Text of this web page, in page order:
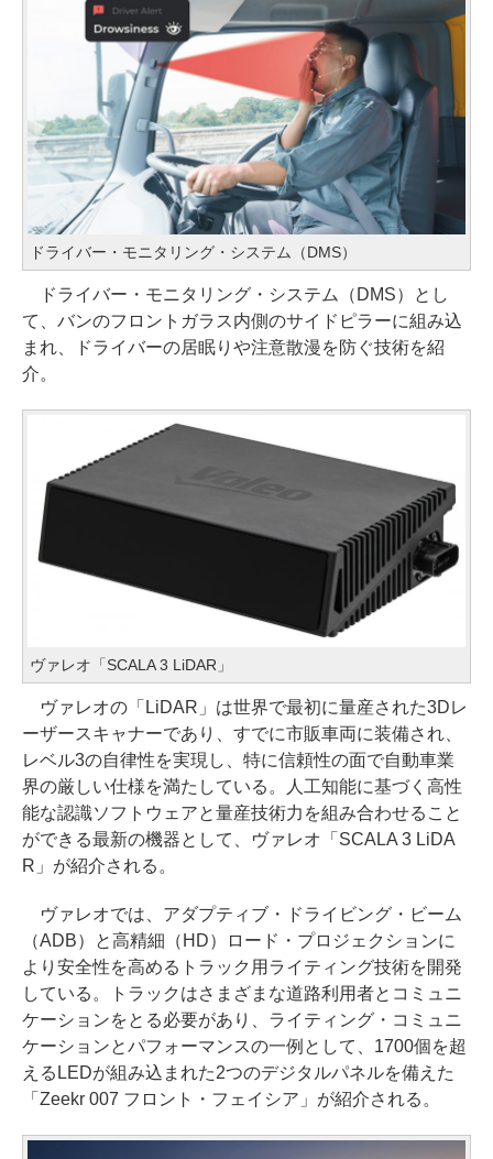
ドライバー・モニタリング・システム（DMS）
ドライバー・モニタリング・システム（DMS）とし
て、バンのフロントガラス内側のサイドピラーに組み込
まれ、ドライバーの居眠りや注意散漫を防ぐ技術を紹
介。
ヴァレオ「SCALA 3 LiDAR」
ヴァレオの「LiDAR」は世界で最初に量産された3Dレ
ーザースキャナーであり、すでに市販車両に装備され、
レベル3の自律性を実現し、特に信頼性の面で自動車業
界の厳しい仕様を満たしている。人工知能に基づく高性
能な認識ソフトウェアと量産技術力を組み合わせること
ができる最新の機器として、ヴァレオ「SCALA 3 LiDA
R」が紹介される。
ヴァレオでは、アダプティブ・ドライビング・ビーム
（ADB）と高精細（HD）ロード・プロジェクションに
より安全性を高めるトラック用ライティング技術を開発
している。トラックはさまざまな道路利用者とコミュニ
ケーションをとる必要があり、ライティング・コミュニ
ケーションとパフォーマンスの一例として、1700個を超
えるLEDが組み込まれた2つのデジタルパネルを備えた
「Zeekr 007 フロント・フェイシア」が紹介される。